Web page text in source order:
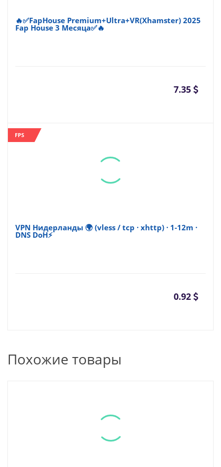
🔥✅FapHouse Premium+Ultra+VR(Xhamster) 2025
Fap House 3 Месяца✅🔥
7.35
FPS
VPN Нидерланды 🌍 (vless / tcp · xhttp) · 1-12m ·
DNS DoH⚡
0.92
Похожие товары